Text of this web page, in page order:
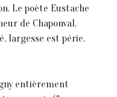
Le poète Eustache
de Chaponval.
largesse est périe.
entièrement